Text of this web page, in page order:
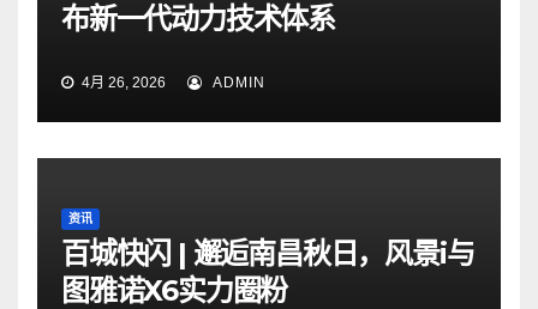
布新一代动力技术体系
4月 26, 2026 ADMIN
资讯
百城快闪 | 邂逅南昌秋日，风景i与
图雅诺X6实力圈粉